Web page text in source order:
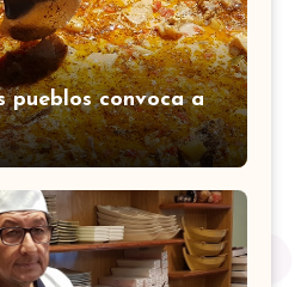
pueblos convoca a